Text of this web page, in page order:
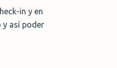
in y en
y así poder